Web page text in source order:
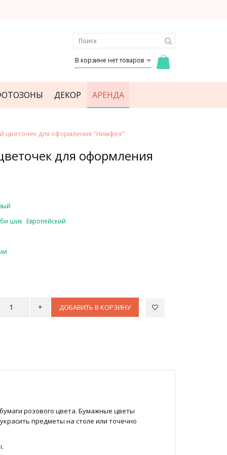
В корзине нет товаров
ДЕКОР АРЕНДА
цветочек для оформления "Нимфея"
для оформления
шик Европейский
ДОБАВИТЬ В КОРЗИНУ
розового цвета. Бумажные цветы
предметы на столе или точечно